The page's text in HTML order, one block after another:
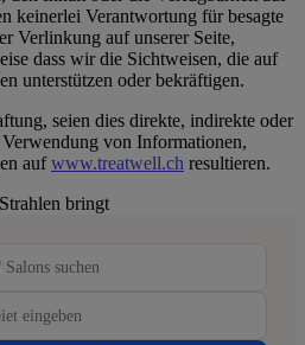
keinerlei Verantwortung für besagte
Verlinkung auf unserer Seite,
dass wir die Sichtweisen, die auf
unterstützen oder bekräftigen.
seien dies direkte, indirekte oder
von Informationen,
aufwww.treatwell.ch resultieren.
bringt